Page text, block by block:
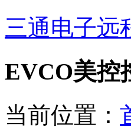
三通电子远
EVCO美控
当前位置：